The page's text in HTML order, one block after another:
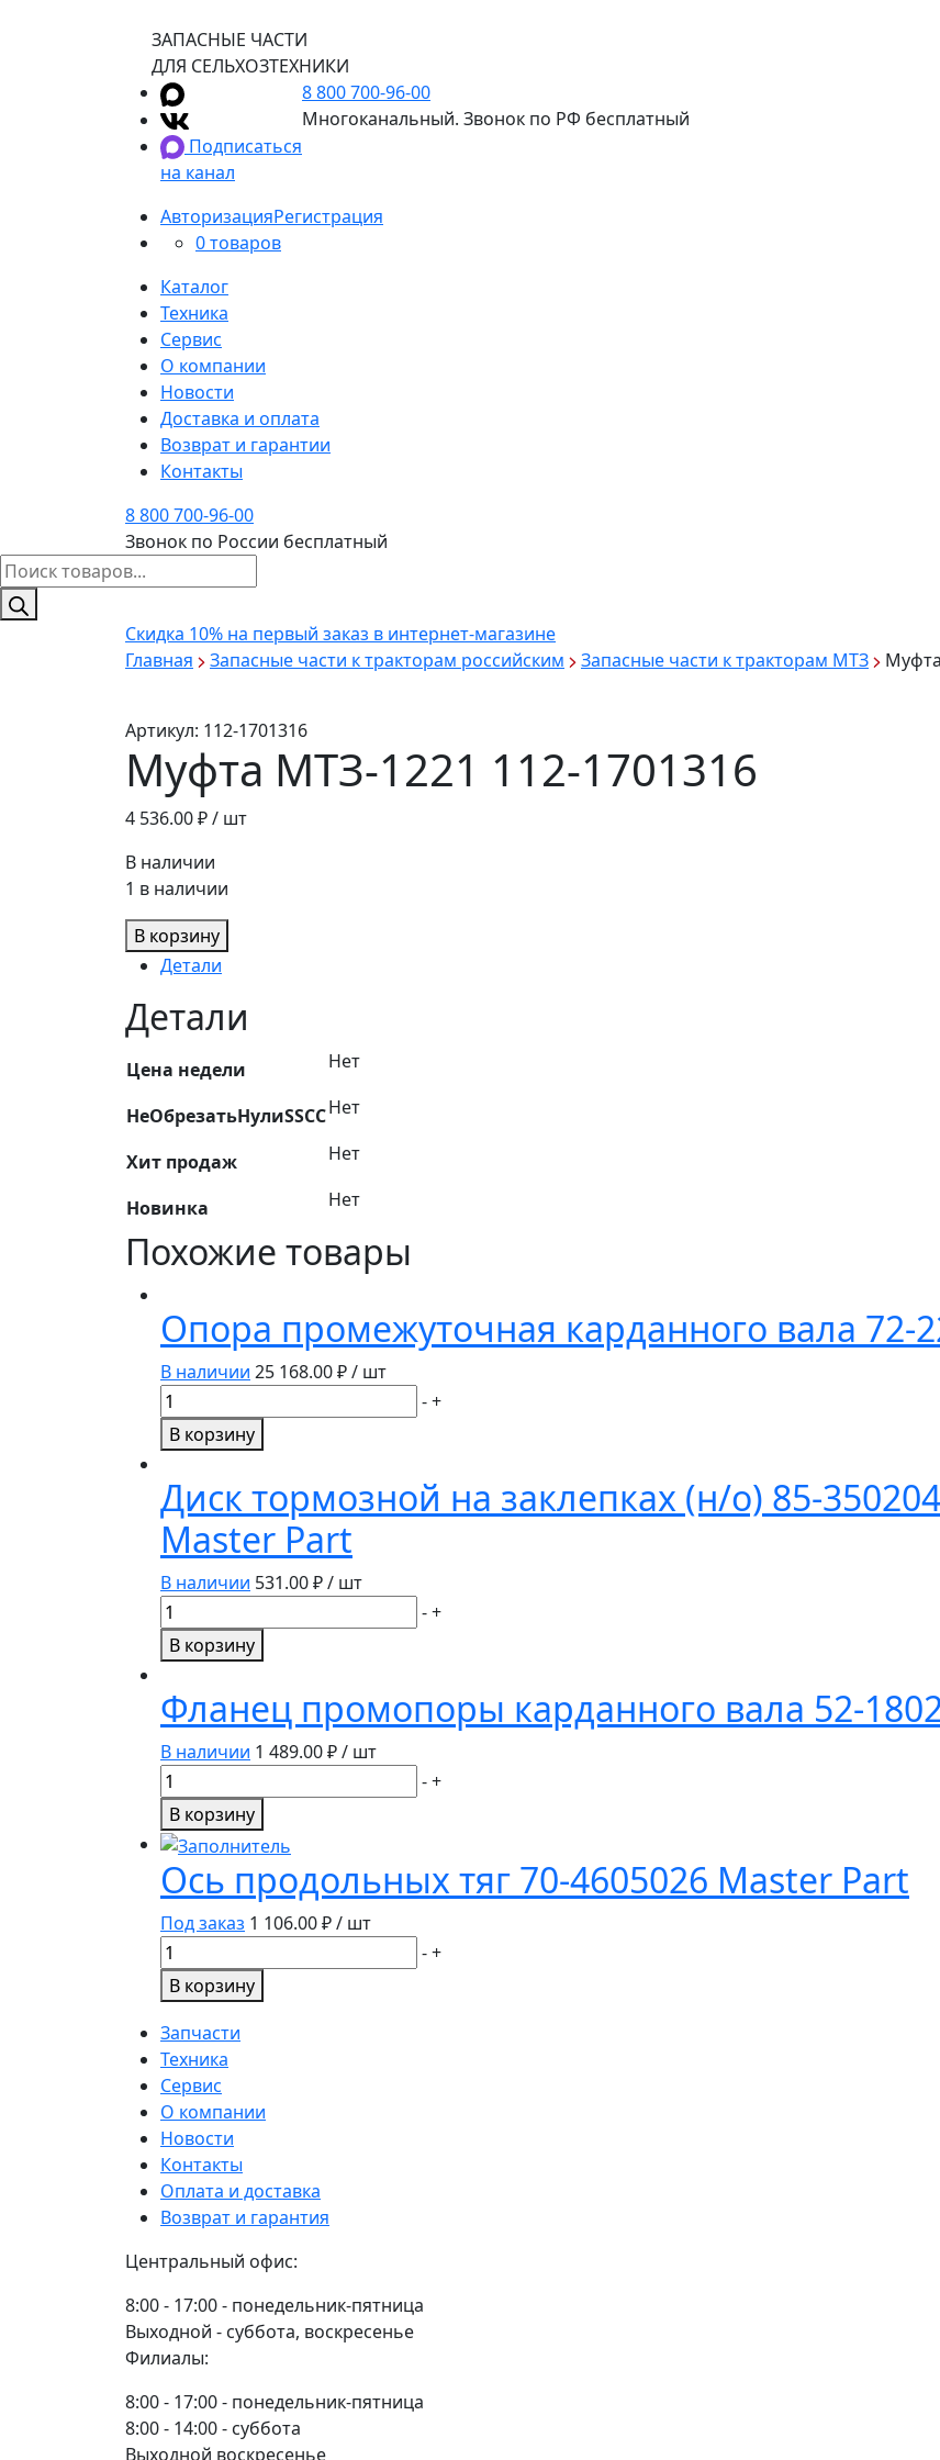
ЗАПАСНЫЕ ЧАСТИ
ДЛЯ СЕЛЬХОЗТЕХНИКИ
Подписаться
на канал
8 800 700-96-00
Многоканальный. Звонок по РФ бесплатный
АвторизацияРегистрация
0 товаров
Каталог
Техника
Сервис
О компании
Новости
Доставка и оплата
Возврат и гарантии
Контакты
8 800 700-96-00
Звонок по России бесплатный
Поиск
товаров
Скидка 10% на первый заказ в интернет-магазине
Главная
Запасные части к тракторам российским Запасные части к тракторам МТЗ
Артикул: 112-1701316
Муфта МТЗ-1221 112-1701316
4 536.00₽ / шт
В наличии
1 в наличии
В корзину
Детали
Детали
Цена недели Нет
НеОбрезатьНулиSSCCНет
Хит продаж Нет
Новинка Нет
Похожие товары
Опора промежуточная карданного вала 72-
В наличии 25 168.00₽ / шт
Количество
товара
Опора
карданного
вала
72-
2209010-
А
ТАРА
-+
В корзину
Диск тормозной на заклепках (н/о) 85-
Master Part
В наличии 531.00₽ / шт
Количество
товара
Диск
на
заклепках
(н/
о)
85-
3502040
асбестовая
накладка
Master
Part
-+
В корзину
Фланец промопоры карданного вала 52-
В наличии 1 489.00₽ / шт
Количество
товара
Фланец
промопоры
карданного
52-
1802078
ТАРА
-+
В корзину
Ось продольных тяг 70-4605026 Master Part
Под заказ 1 106.00₽ / шт
Количество
товара
Ось
продольных
тяг
70-
4605026
Master
Part
-+
В корзину
Запчасти
Техника
Сервис
О компании
Новости
Контакты
Оплата и доставка
Возврат и гарантия
Центральный офис:
8:00 - 17:00 - понедельник-пятница
Выходной - суббота, воскресенье
Филиалы:
8:00 - 17:00 - понедельник-пятница
8:00 - 14:00 - суббота
Выходной воскресенье